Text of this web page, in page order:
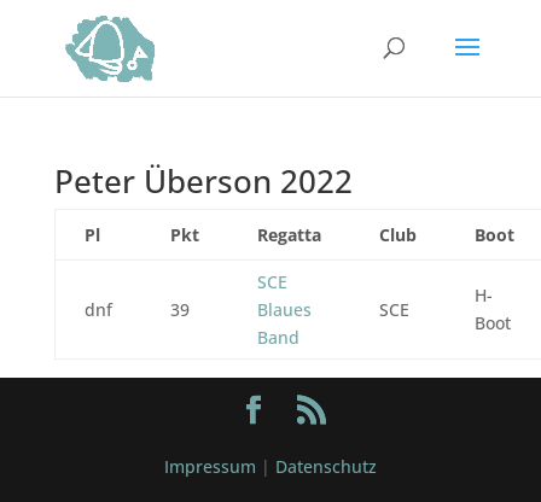
Peter Überson 2022
Pl Pkt Regatta Club Boot
dnf 39
SCE
Blaues
Band
SCE
H-
Boot
Impressum | Datenschutz